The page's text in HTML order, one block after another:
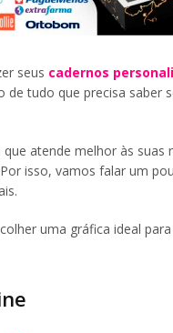
seus cadernos
tudo que precisa saber
atende melhor às suas
isso, vamos falar um
uma gráfica ideal